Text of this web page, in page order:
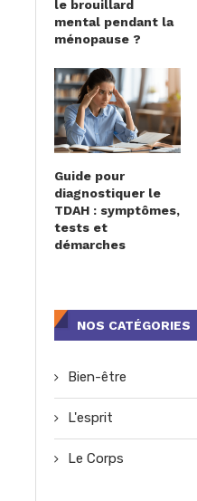
le brouillard
mental pendant la
ménopause ?
Guide pour
diagnostiquer le
TDAH : symptômes,
tests et
démarches
NOS CATÉGORIES
Bien-être
L'esprit
Le Corps